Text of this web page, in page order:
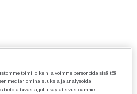
toimii oikein ja voimme personoida sisältöä
median ominaisuuksia ja analysoida
tietoja tavasta, jolla käytät sivustoamme